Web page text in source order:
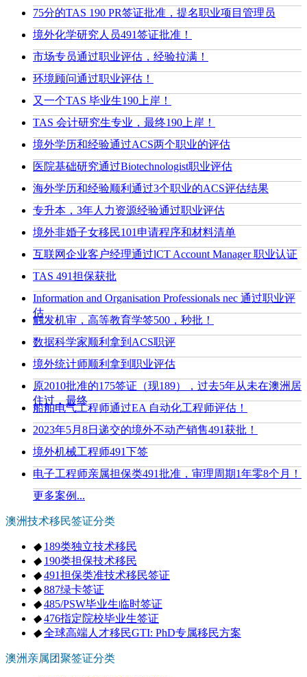
75分的TAS 190 PR签证批准，提名职业项目管理员
境外化学研究人员491签证批准！
市场专员通过职业评估，经验拉满！
环境顾问通过职业评估！
又一个TAS 毕业生190上岸！
TAS 会计研究生专业，最终190上岸！
境外学历和经验通过ACS两个职业的评估
医院基础研究通过Biotechnologist职业评估
海外学历和经验顺利通过3个职业的ACS评估结果
专升本，3年人力资源经验通过职业评估
境外非婚子女移民101申请程序和材料清单
互联网企业客户经理通过lCT Account Manager 职业认证
TAS 491担保获批
Information and Organisation Professionals nec 通过职业评
估
触发机审，高等教育学签500，秒批！
数据科学家顺利拿到ACS职评
境外统计师顺利拿到职业评估
原2010批准的175签证（现189），过去5年从未在澳洲居
住过，最终
船舶电气工程师通过EA 自动化工程师评估！
2023年5月8日递交的境外不动产销售491获批！
境外机械工程师491下签
电子工程师亲属担保类491批准，审理周期1年零8个月！
更多案例...
澳洲技术移民签证分类
◆ 189类独立技术移民
◆ 190类担保技术移民
◆ 491担保类准技术移民签证
◆ 887绿卡签证
◆ 485/PSW毕业生临时签证
◆ 476指定院校毕业生签证
◆ 全球高端人才移民GTI: PhD专属移民方案
澳洲亲属团聚签证分类